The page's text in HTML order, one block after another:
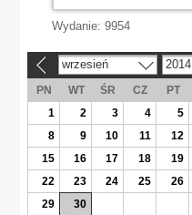
Wydanie: 9954
wrzesień 2014
PN WT ŚR CZ PT
1
2 3 4 5
8
9 10 11 12
15
16 17 18 19
22
23 24 25 26
29
30